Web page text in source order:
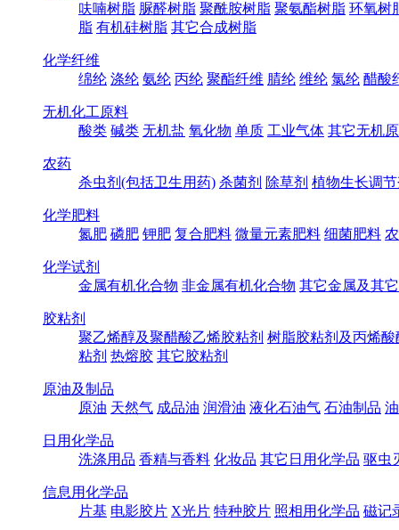
呋喃树脂 脲醛树脂 聚酰胺树脂 聚氨酯树脂 环氧树
脂 有机硅树脂 其它合成树脂
化学纤维
绵纶 涤纶 氨纶 丙纶 聚酯纤维 腈纶 维纶 氯纶 醋酸
无机化工原料
酸类 碱类 无机盐 氧化物 单质 工业气体 其它无机
农药
杀虫剂(包括卫生用药) 杀菌剂 除草剂 植物生长调
化学肥料
氮肥 磷肥 钾肥 复合肥料 微量元素肥料 细菌肥料
化学试剂
金属有机化合物 非金属有机化合物 其它金属及其
胶粘剂
聚乙烯醇及聚醋酸乙烯胶粘剂 树脂胶粘剂及丙烯酸
粘剂 热熔胶 其它胶粘剂
原油及制品
原油 天然气 成品油 润滑油 液化石油气 石油制品
日用化学品
洗涤用品 香精与香料 化妆品 其它日用化学品 驱虫
信息用化学品
片基 电影胶片 X光片 特种胶片 照相用化学品 磁记